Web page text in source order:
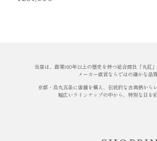
当店は、創業160年以上の歴史を持つ総合商社「丸紅
メーカー直営ならではの確かな品
京都・烏丸五条に店舗を構え、伝統的な古典柄から
幅広いラインナップの中から、特別な日を